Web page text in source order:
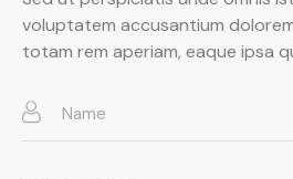
voluptatem accusantium
totam rem aperiam, eaque ipsa